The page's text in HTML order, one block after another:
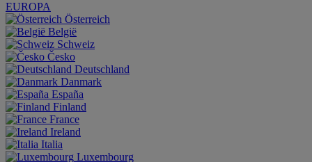
EUROPA
Österreich
België
Schweiz
Česko
Deutschland
Danmark
España
Finland
France
Ireland
Italia
Luxembourg